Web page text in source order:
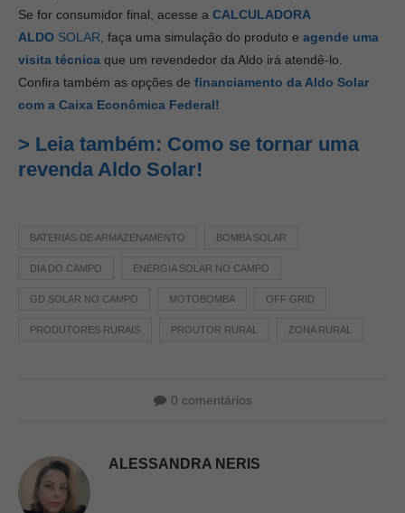
Se for consumidor final, acesse a CALCULADORA
ALDO SOLAR , faça uma simulação do produto e agende uma
visita técnica que um revendedor da Aldo irá atendê-lo.
Confira também as opções de financiamento da Aldo Solar
com a Caixa Econômica Federal!
> Leia também: Como se tornar uma
revenda Aldo Solar!
BATERIAS DE ARMAZENAMENTO BOMBA SOLAR
DIA DO CAMPO ENERGIA SOLAR NO CAMPO
GD SOLAR NO CAMPO MOTOBOMBA OFF GRID
PRODUTORES RURAIS PROUTOR RURAL ZONA RURAL
0 comentários
ALESSANDRA NERIS